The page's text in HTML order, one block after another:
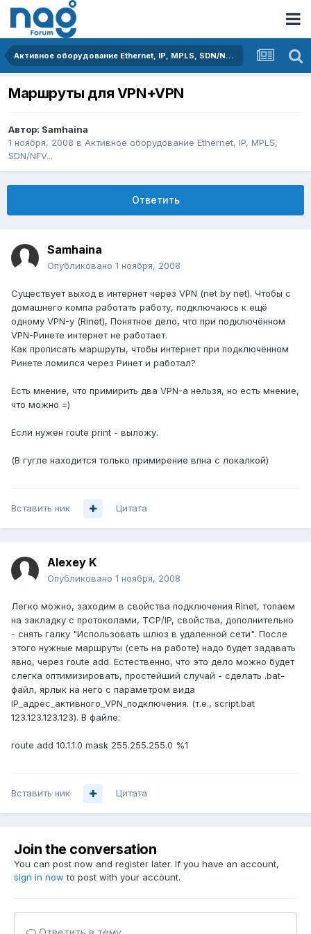
Активное оборудование Ethernet, IP, MPLS, SDN/NFV...
Маршруты для VPN+VPN
Автор: Samhaina
1 ноября, 2008 в Активное оборудование Ethernet, IP, MPLS,
SDN/NFV...
Ответить
Samhaina
Опубликовано 1 ноября, 2008
Существует выход в интернет через VPN (net by net). Чтобы с
домашнего компа работать работу, подключаюсь к ещё
одному VPN-у (Rinet), Понятное дело, что при подключённом
VPN-Ринете интернет не работает.
Как прописать маршруты, чтобы интернет при подключённом
Ринете ломился через Ринет и работал?
Есть мнение, что примирить два VPN-а нельзя, но есть мнение,
что можно =)
Если нужен route print - выложу.
(В гугле находится только примирение впна с локалкой)
Вставить ник Цитата
Alexey K
Опубликовано 1 ноября, 2008
Легко можно, заходим в свойства подключения Rinet, топаем
на закладку с протоколами, TCP/IP, свойства, дополнительно
- снять галку "Использовать шлюз в удаленной сети". После
этого нужные маршруты (сеть на работе) надо будет задавать
явно, через route add. Естественно, что это дело можно будет
слегка оптимизировать, простейший случай - сделать .bat-
файл, ярлык на него с параметром вида
IP_адрес_активного_VPN_подключения. (т.е., script.bat
123.123.123.123). В файле:
route add 10.1.1.0 mask 255.255.255.0 %1
Вставить ник Цитата
Join the conversation
You can post now and register later. If you have an account,
sign in now to post with your account.